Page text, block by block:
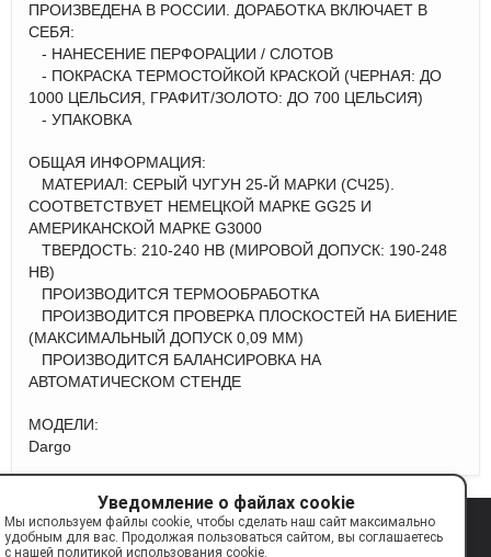
ПРОИЗВЕДЕНА В РОССИИ. ДОРАБОТКА ВКЛЮЧАЕТ В
СЕБЯ:
- НАНЕСЕНИЕ ПЕРФОРАЦИИ / СЛОТОВ
- ПОКРАСКА ТЕРМОСТОЙКОЙ КРАСКОЙ (ЧЕРНАЯ: ДО
1000 ЦЕЛЬСИЯ, ГРАФИТ/ЗОЛОТО: ДО 700 ЦЕЛЬСИЯ)
- УПАКОВКА
ОБЩАЯ ИНФОРМАЦИЯ:
МАТЕРИАЛ: СЕРЫЙ ЧУГУН 25-Й МАРКИ (СЧ25).
СООТВЕТСТВУЕТ НЕМЕЦКОЙ МАРКЕ GG25 И
АМЕРИКАНСКОЙ МАРКЕ G3000
ТВЕРДОСТЬ: 210-240 НВ (МИРОВОЙ ДОПУСК: 190-248
НВ)
ПРОИЗВОДИТСЯ ТЕРМООБРАБОТКА
ПРОИЗВОДИТСЯ ПРОВЕРКА ПЛОСКОСТЕЙ НА БИЕНИЕ
(МАКСИМАЛЬНЫЙ ДОПУСК 0,09 ММ)
ПРОИЗВОДИТСЯ БАЛАНСИРОВКА НА
АВТОМАТИЧЕСКОМ СТЕНДЕ
МОДЕЛИ:
Dargo
© 2017—2026 TAYGA info@tayga.parts
Уведомление о файлах cookie
Мы используем файлы cookie, чтобы сделать наш сайт максимально
удобным для вас. Продолжая пользоваться сайтом, вы соглашаетесь
с нашей политикой использования cookie.